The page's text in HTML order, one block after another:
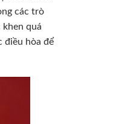
các trò
quá
điều hòa để